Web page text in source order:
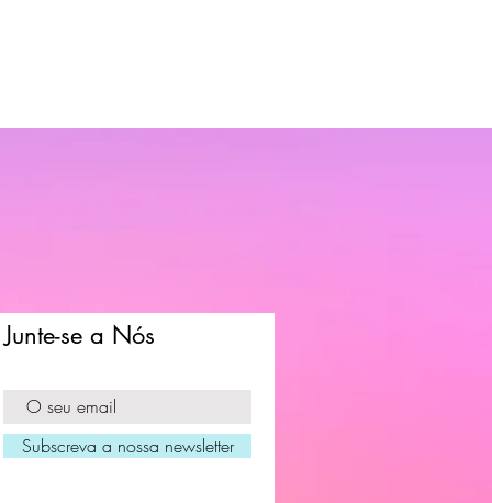
Junte-se a Nós
Subscreva a nossa newsletter